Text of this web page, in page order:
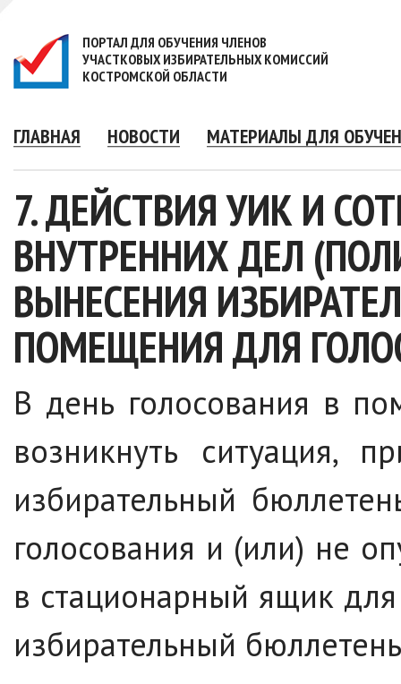
ПОРТАЛ ДЛЯ ОБУЧЕНИЯ ЧЛЕНОВ
УЧАСТКОВЫХ ИЗБИРАТЕЛЬНЫХ КОМИССИЙ
КОСТРОМСКОЙ ОБЛАСТИ
ГЛАВНАЯ НОВОСТИ МАТЕРИАЛЫ ДЛЯ
7. ДЕЙСТВИЯ УИК И
ВНУТРЕННИХ ДЕЛ
ВЫНЕСЕНИЯ
ПОМЕЩЕНИЯ ДЛЯ
В день голосования в
возникнуть ситуация,
избирательный
голосования и (или) не
в стационарный ящик
избирательный